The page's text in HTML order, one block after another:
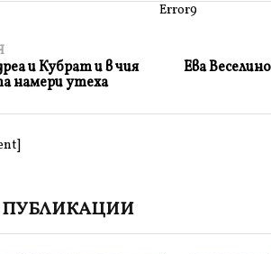
Error9
и Кубрат и в чия
намери утеха
Ева